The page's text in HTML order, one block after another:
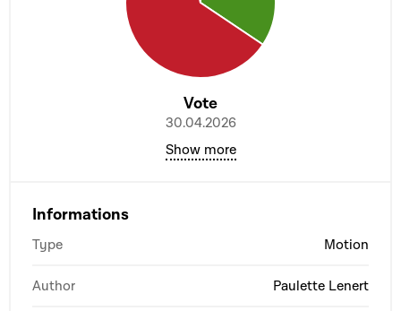
Vote
30.04.2026
Show more
Informations
Type Motion
Author Paulette Lenert